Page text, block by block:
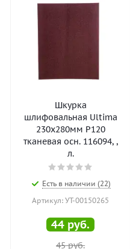
Шкурка
шлифовальная Ultima
230х280мм Р120
тканевая осн. 116094, ,
л.
Есть в наличии (22)
Артикул: УТ-00150265
44 руб.
45руб.